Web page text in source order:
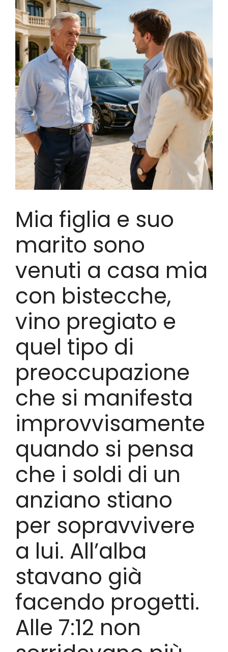
Mia figlia e suo
marito sono
venuti a casa mia
con bistecche,
vino pregiato e
quel tipo di
preoccupazione
che si manifesta
improvvisamente
quando si pensa
che i soldi di un
anziano stiano
per sopravvivere
a lui. All’alba
stavano già
facendo progetti.
Alle 7:12 non